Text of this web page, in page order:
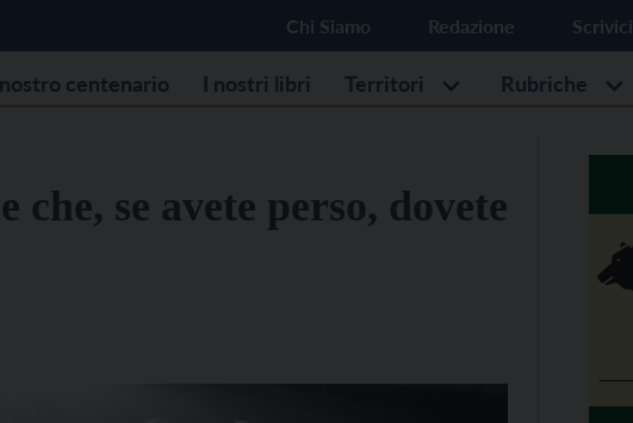
Chi Siamo Redazione Scrivici
centenario I nostri libri Territori Rubriche
se avete perso, dovete